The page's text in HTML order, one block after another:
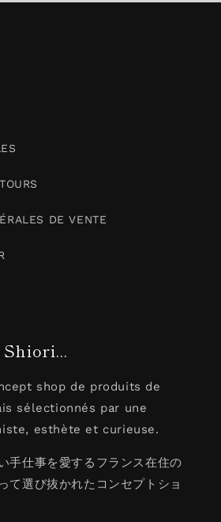
DE VENTE
shop de produits de
sélectionnés par une
esthète et curieuse.
手仕事を愛するフランス在住の
て選び抜かれたコンセプトショ